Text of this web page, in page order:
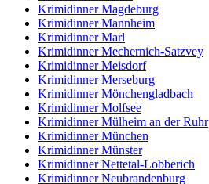
Krimidinner Magdeburg
Krimidinner Mannheim
Krimidinner Marl
Krimidinner Mechernich-Satzvey
Krimidinner Meisdorf
Krimidinner Merseburg
Krimidinner Mönchengladbach
Krimidinner Molfsee
Krimidinner Mülheim an der Ruhr
Krimidinner München
Krimidinner Münster
Krimidinner Nettetal-Lobberich
Krimidinner Neubrandenburg